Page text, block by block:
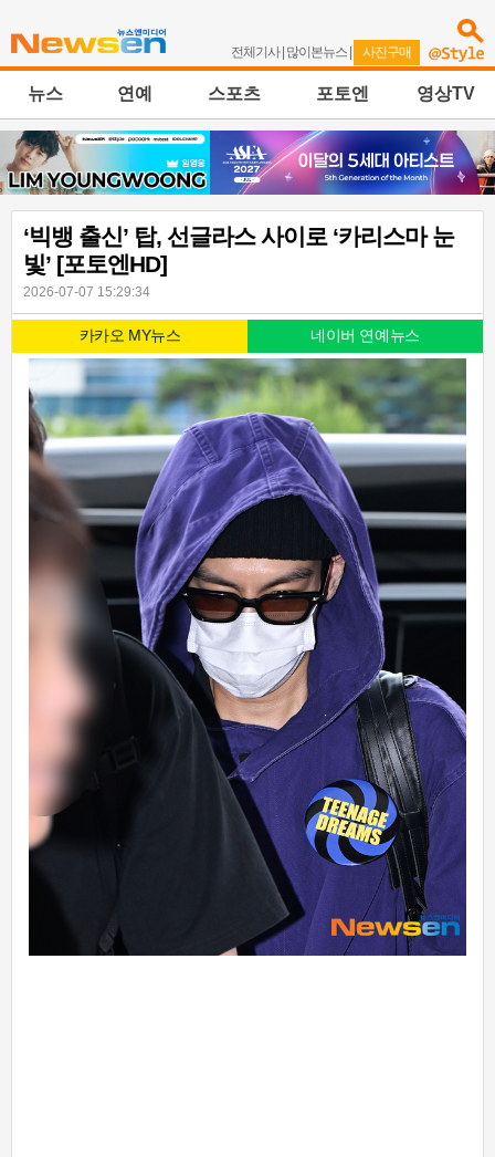
전체기사| 많이본뉴스 | 사진구매
뉴스 연예 스포츠 포토엔 영상TV
‘빅뱅 출신’ 탑, 선글라스 사이로 ‘카리스마 눈
빛’ [포토엔HD]
2026-07-07 15:29:34
카카오 MY뉴스 네이버 연예뉴스